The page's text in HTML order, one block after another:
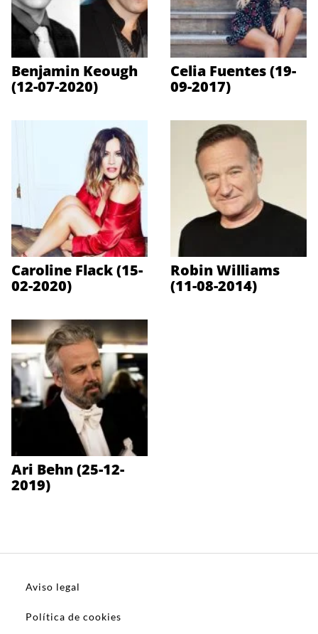
Benjamin Keough
(12-07-2020)
Celia Fuentes (19-
09-2017)
Caroline Flack (15-
02-2020)
Robin Williams
(11-08-2014)
Ari Behn (25-12-
2019)
Aviso legal
Política de cookies